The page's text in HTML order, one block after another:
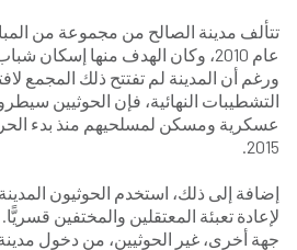
تتألف مدينة الصالح من مجموعة من
عام 2010، وكان الهدف منها إسكان
ورغم أن المدينة لم تفتتح ذلك المجمع
التشطيبات النهائية، فإن الحوثيين
عسكرية ومسكن لمسلحيهم منذ بدء
2015.
إضافة إلى ذلك، استخدم الحوثيون
لإعادة تعبئة المعتقلين والمختفين
جهة أخرى، غير الحوثيين، من دخول